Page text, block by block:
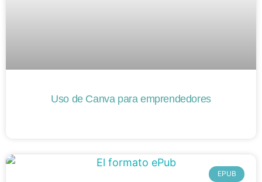
Uso de Canva para emprendedores
EPUB